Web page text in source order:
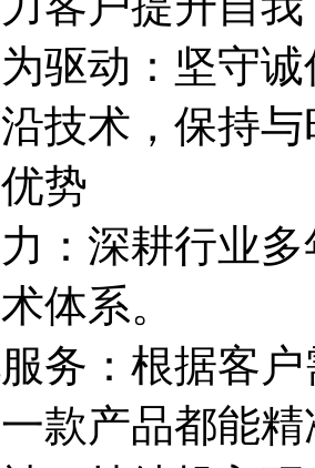
驱动：坚守
技术，保持
势
：深耕行业
体系。
务：根据客
款产品都能